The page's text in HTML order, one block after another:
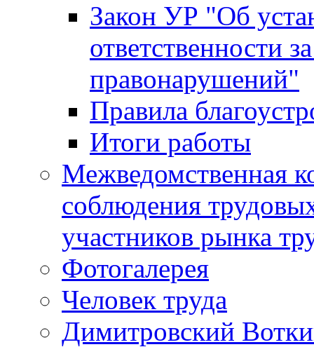
Закон УР "Об
ответственности
правонарушений"
Правила
Итоги работы
Межведомственная
соблюдения
участников рынка
Фотогалерея
Человек труда
Димитровский